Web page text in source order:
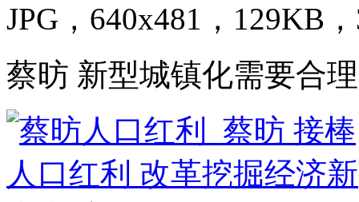
JPG，640x481，129KB
蔡昉 新型城镇化需要合